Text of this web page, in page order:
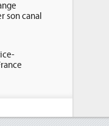
son canal